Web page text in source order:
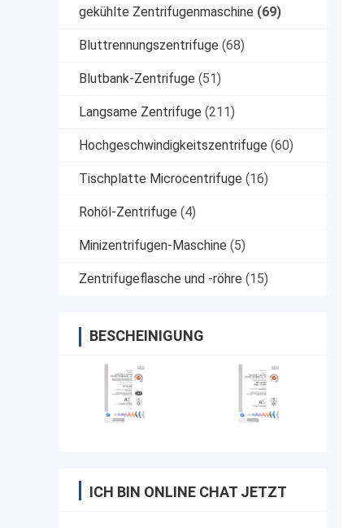
gekühlte Zentrifugenmaschine (69)
Bluttrennungszentrifuge (68)
Blutbank-Zentrifuge (51)
Langsame Zentrifuge (211)
Hochgeschwindigkeitszentrifuge (60)
Tischplatte Microcentrifuge (16)
Rohöl-Zentrifuge (4)
Minizentrifugen-Maschine (5)
Zentrifugeflasche und -röhre (15)
BESCHEINIGUNG
ICH BIN ONLINE CHAT JETZT